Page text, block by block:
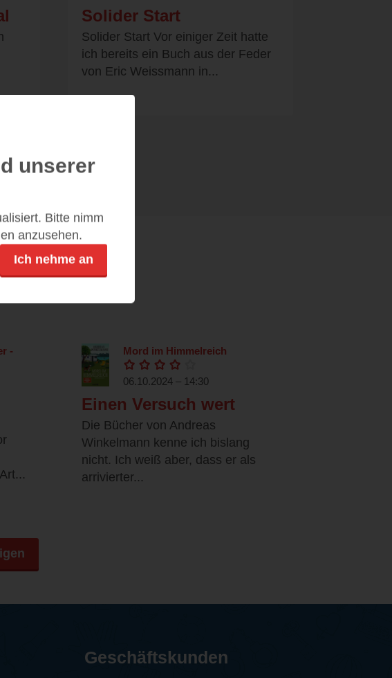
Solider Start
Solider Start Vor einiger Zeit hatte
ich bereits ein Buch aus der Feder
von Eric Weissmann in...
-
Mord im Himmelreich
06.10.2024 – 14:30
Einen Versuch wert
Die Bücher von Andreas
Winkelmann kenne ich bislang
nicht. Ich weiß aber, dass er als
arrivierter...
unserer
Bitte nimm
anzusehen.
Ich nehme an
Geschäftskunden